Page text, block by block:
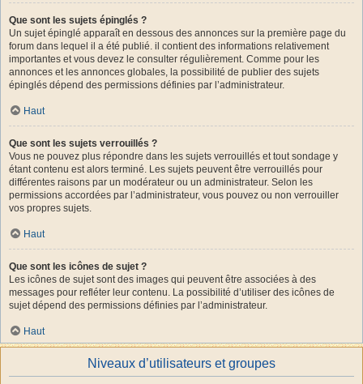
Que sont les sujets épinglés ?
Un sujet épinglé apparaît en dessous des annonces sur la première page du
forum dans lequel il a été publié. il contient des informations relativement
importantes et vous devez le consulter régulièrement. Comme pour les
annonces et les annonces globales, la possibilité de publier des sujets
épinglés dépend des permissions définies par l’administrateur.
Haut
Que sont les sujets verrouillés ?
Vous ne pouvez plus répondre dans les sujets verrouillés et tout sondage y
étant contenu est alors terminé. Les sujets peuvent être verrouillés pour
différentes raisons par un modérateur ou un administrateur. Selon les
permissions accordées par l’administrateur, vous pouvez ou non verrouiller
vos propres sujets.
Haut
Que sont les icônes de sujet ?
Les icônes de sujet sont des images qui peuvent être associées à des
messages pour refléter leur contenu. La possibilité d’utiliser des icônes de
sujet dépend des permissions définies par l’administrateur.
Haut
Niveaux d’utilisateurs et groupes